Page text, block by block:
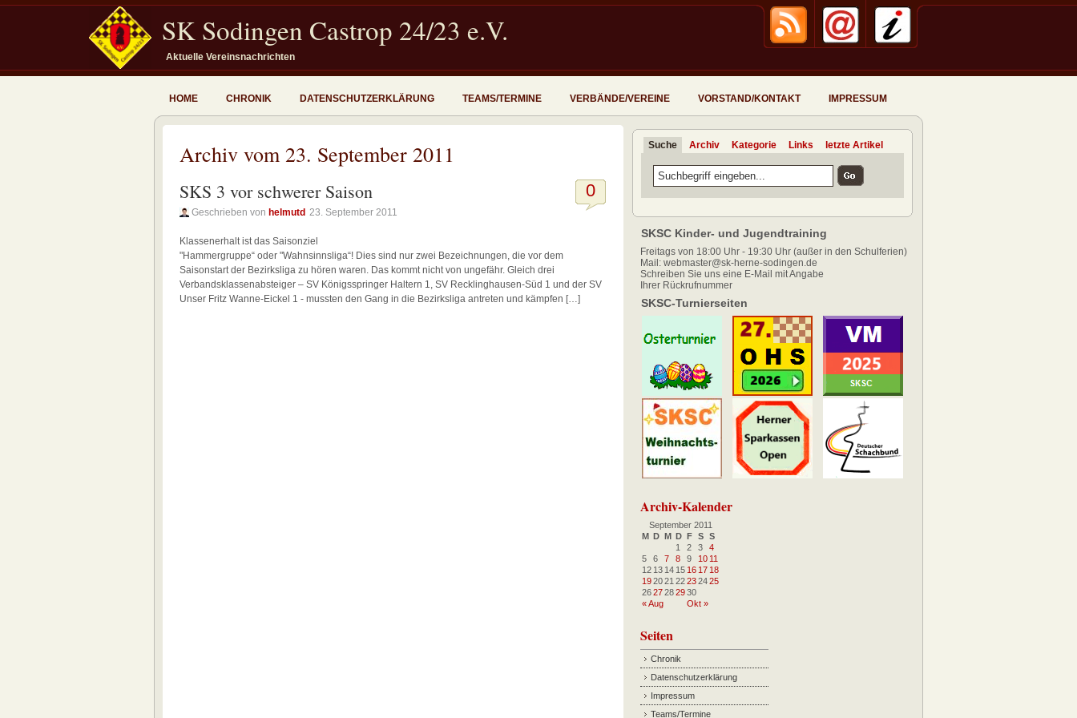
SK Sodingen Castrop 24/23 e.V.
Aktuelle Vereinsnachrichten
HOME CHRONIK DATENSCHUTZERKLÄRUNG TEAMS/TERMINE VERBÄNDE/VEREINE VORSTAND/KONTAKT IMPRESSUM
Archiv vom 23. September 2011
0
SKS 3 vor schwerer Saison
Geschrieben von helmutd 23. September 2011
Klassenerhalt ist das Saisonziel
"Hammergruppe“ oder "Wahnsinnsliga“! Dies sind nur zwei Bezeichnungen, die vor dem
Saisonstart der Bezirksliga zu hören waren. Das kommt nicht von ungefähr. Gleich drei
Verbandsklassenabsteiger – SV Königsspringer Haltern 1, SV Recklinghausen-Süd 1 und der SV
Unser Fritz Wanne-Eickel 1 - mussten den Gang in die Bezirksliga antreten und kämpfen […]
Suche Archiv Kategorie Links letzte Artikel
SKSC Kinder- und Jugendtraining
Freitags von 18:00 Uhr - 19:30 Uhr (außer in den Schulferien)
Mail: webmaster@sk-herne-sodingen.de
Schreiben Sie uns eine E-Mail mit Angabe
Ihrer Rückrufnummer
SKSC-Turnierseiten
Archiv-Kalender
September 2011
M D M D F S S
« Aug Okt »
1 2 3
4
5
6 7 8 9 10 11
12 13 14 15 16 17 18
192021 22232425
2627282930
Seiten
Chronik
Datenschutzerklärung
Impressum
Teams/Termine